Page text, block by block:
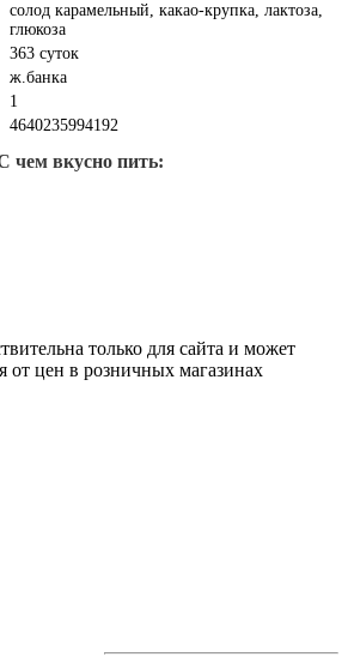
солод карамельный, какао-крупка, лактоза,
глюкоза
363 суток
ж.банка
1
4640235994192
чем вкусно пить:
только для сайта и может
от цен в розничных магазинах